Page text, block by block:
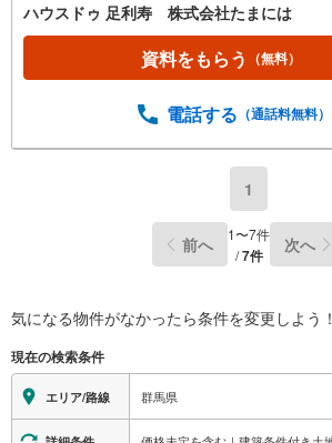
ハウスドゥ 足利寿 株式会社たまには
資料をもらう （無料）
電話する （通話料無料）
1
前へ 1〜7件
/7件 次へ
気になる物件がなかったら条件を変更しよう！
現在の検索条件
エリア/路線 群馬県